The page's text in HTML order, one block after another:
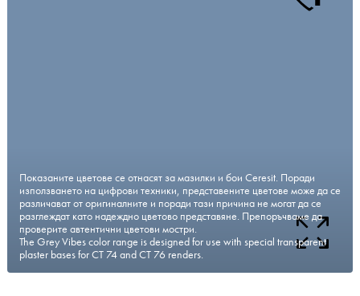
Показаните цветове се отнасят за мазилки и бои Ceresit. Поради
използването на цифрови техники, представените цветове може да се
различават от оригиналните и поради тази причина не могат да се
разглеждат като надеждно цветово представяне. Препоръчваме да
проверите автентични цветови мостри.
The Grey Vibes color range is designed for use with special transparent
plaster bases for CT 74 and CT 76 renders.